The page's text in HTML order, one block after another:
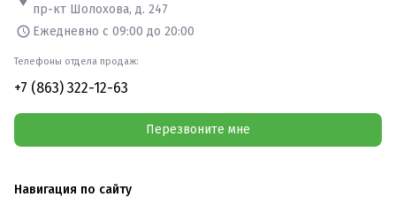
пр-кт Шолохова, д. 247
Ежедневно с 09:00 до 20:00
Телефоны отдела продаж:
+7 (863) 322-12-63
Перезвоните мне
Навигация по сайту